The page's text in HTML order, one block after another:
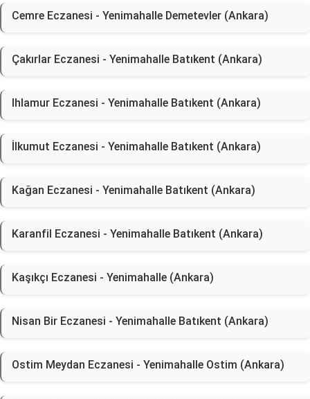
Cemre Eczanesi - Yenimahalle Demetevler (Ankara)
Çakırlar Eczanesi - Yenimahalle Batıkent (Ankara)
Ihlamur Eczanesi - Yenimahalle Batıkent (Ankara)
İlkumut Eczanesi - Yenimahalle Batıkent (Ankara)
Kağan Eczanesi - Yenimahalle Batıkent (Ankara)
Karanfil Eczanesi - Yenimahalle Batıkent (Ankara)
Kaşıkçı Eczanesi - Yenimahalle (Ankara)
Nisan Bir Eczanesi - Yenimahalle Batıkent (Ankara)
Ostim Meydan Eczanesi - Yenimahalle Ostim (Ankara)